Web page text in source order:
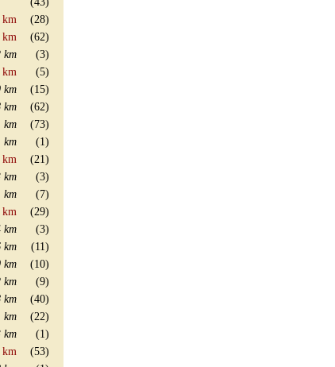
km
(28)
km
(62)
km
(3)
km
(5)
km
(15)
km
(62)
km
(73)
km
(1)
km
(21)
km
(3)
km
(7)
km
(29)
km
(3)
km
(11)
km
(10)
km
(9)
km
(40)
km
(22)
km
(1)
km
(53)